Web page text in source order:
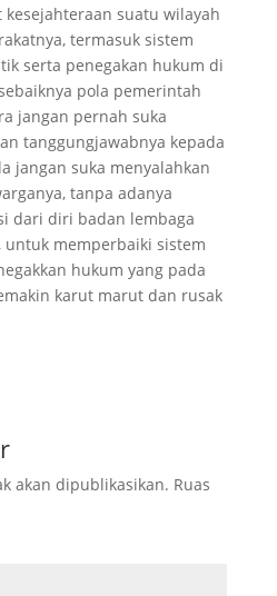
suatu wilayah
termasuk sistem
serta penegakan hukum di
pola pemerintah
jangan pernah suka
tanggungjawabnya kepada
jangan suka menyalahkan
tanpa adanya
dari diri badan lembaga
memperbaiki sistem
hukum yang pada
karut marut dan rusak
akan dipublikasikan. Ruas